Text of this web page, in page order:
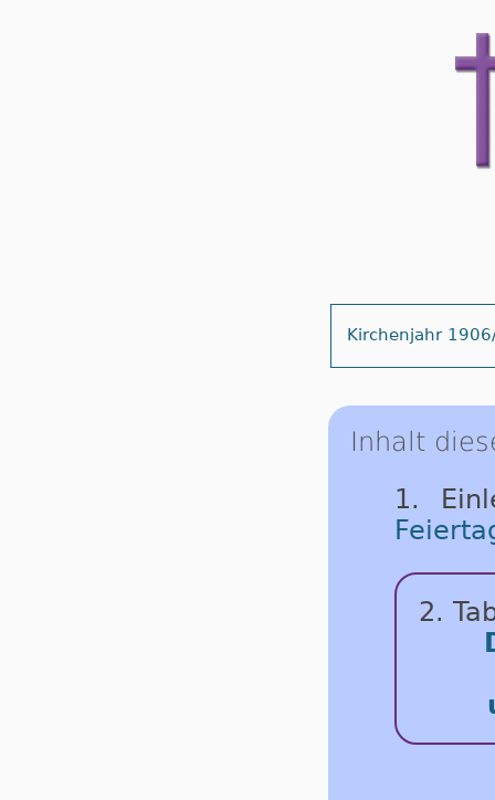
Kirchenjahr
Inhalt
1.
2.